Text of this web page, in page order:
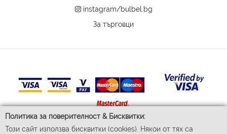
Политика за поверителност & Бисквитки:
Този сайт използва бисквитки (cookies). Някои от тях са
instagram/bulbel.bg
За търговци
© 2026 Бул-Бел ЕООД